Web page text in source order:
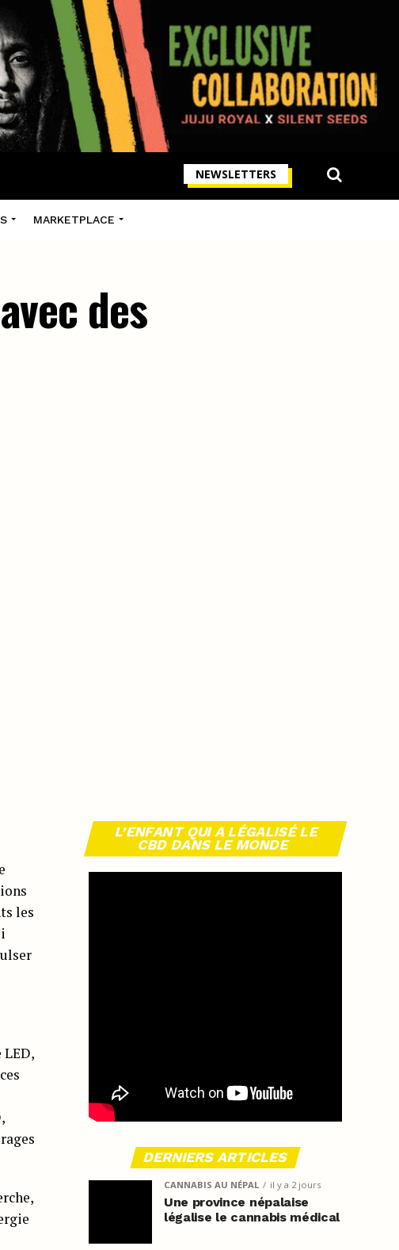
NEWSLETTERS
MARKETPLACE
des
les
LED,
L’ENFANT QUI A LÉGALISÉ LE
CBD DANS LE MONDE
DERNIERS ARTICLES
CANNABIS AU NÉPAL il y a 2 jours
Une province népalaise
légalise le cannabis médical